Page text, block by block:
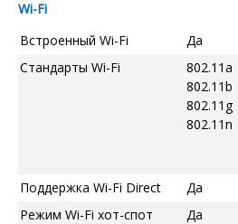
Wi-Fi
Встроенный Wi-Fi
Да
Стандарты Wi-Fi
802.11a
802.11b
802.11g
802.11n
Поддержка Wi-Fi Direct
Да
Режим Wi-Fi хот-спот
Да